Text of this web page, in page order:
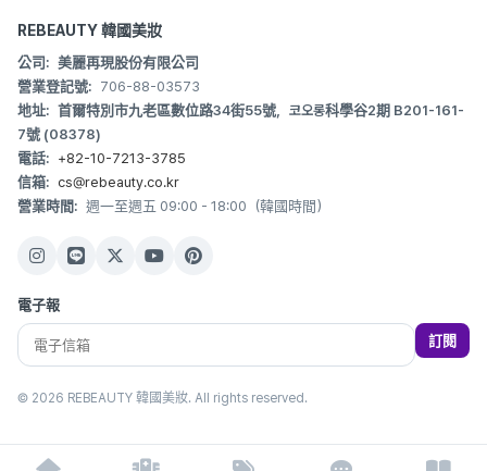
REBEAUTY 韓國美妝
公司: 美麗再現股份有限公司
營業登記號: 706-88-03573
地址: 首爾特別市九老區數位路34街55號，코오롱科學谷2期 B201-161-
7號 (08378)
電話: +82-10-7213-3785
信箱: cs@rebeauty.co.kr
營業時間: 週一至週五 09:00 - 18:00（韓國時間）
電子報
訂閱
© 2026 REBEAUTY 韓國美妝. All rights reserved.